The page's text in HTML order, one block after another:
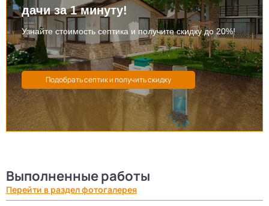
дачи за 1 минуту!
Узнайте стоимость септика и получите скидку до 20%!
Выполненные работы
Перейти в раздел фотогалерея